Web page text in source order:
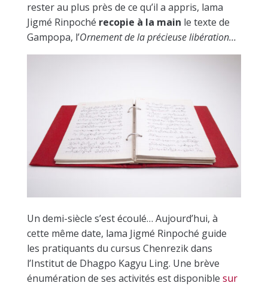
rester au plus près de ce qu’il a appris, lama
Jigmé Rinpoché recopie à la main le texte de
Gampopa, l’Ornement de la précieuse libération…
Un demi-siècle s’est écoulé… Aujourd’hui, à
cette meme date, lama Jigmé Rinpoché guide
les pratiquants du cursus Chenrezik dans
l’Institut de Dhagpo Kagyu Ling. Une brève
énumération de ses activités est disponible sur